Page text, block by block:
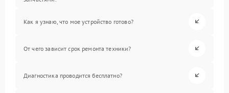
Как я узнаю, что мое устройство готово?
От чего зависит срок ремонта техники?
Диагностика проводится бесплатно?